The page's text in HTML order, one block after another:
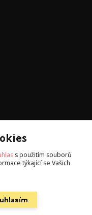
s použitím souborů
týkající se Vašich